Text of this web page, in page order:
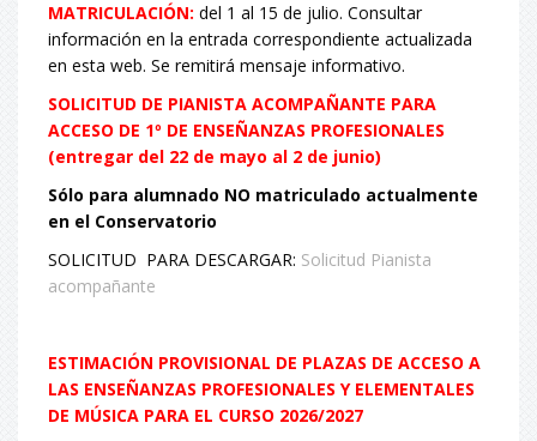
MATRICULACIÓN: del 1 al 15 de julio. Consultar
información en la entrada correspondiente actualizada
en esta web. Se remitirá mensaje informativo.
SOLICITUD DE PIANISTA ACOMPAÑANTE PARA
ACCESO DE 1º DE ENSEÑANZAS PROFESIONALES
(entregar del 22 de mayo al 2 de junio)
Sólo para alumnado NO matriculado actualmente
en el Conservatorio
SOLICITUD PARA DESCARGAR: Solicitud Pianista
acompañante
ESTIMACIÓN PROVISIONAL DE PLAZAS DE ACCESO A
LAS ENSEÑANZAS PROFESIONALES Y ELEMENTALES
DE MÚSICA PARA EL CURSO 2026/2027